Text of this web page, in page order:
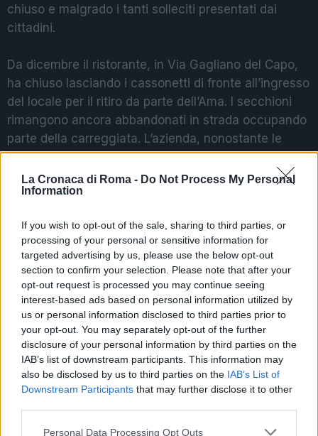
La Cronaca di Roma - Do Not Process My Personal
Information
If you wish to opt-out of the sale, sharing to third parties, or
processing of your personal or sensitive information for
targeted advertising by us, please use the below opt-out
section to confirm your selection. Please note that after your
opt-out request is processed you may continue seeing
interest-based ads based on personal information utilized by
us or personal information disclosed to third parties prior to
your opt-out. You may separately opt-out of the further
disclosure of your personal information by third parties on the
IAB’s list of downstream participants. This information may
also be disclosed by us to third parties on the IAB’s List of
Downstream Participants that may further disclose it to other
Please note that this website/app uses one or more Google
Personal Data Processing Opt Outs
chiuso e malgrado i tanti solleciti presentati dai
cittadini.
Da dicembre il ristorante, in Via Gagliano del Capo,
ha chiuso lasciando i cassonetti di fronte all’ingresso
del locale per il ritiro da parte dell’Ama. I secchioni
rimangono ancora abbandonati in strada occupando
parte della carreggiata. L’azienda, nonostante le
promesse, non ha mai provveduto al ritiro. Gli
abitanti hanno dunque deciso di rivolgersi al
Codacons per avviare iniziative legali a loro tutela.
LASCIA UN ‘LIKE’ ALLA NOSTRA PAGINA FACEBOOK
ROMA – CARABINIERE FUORI SERVIZIO ARRESTA
COPPIA DI LADRI ROM
DIVENTA UN NOSTRO FOLLOWER ANCHE SU
TWITTER
Precedente
CASTEL
Successiva
‘SALVAROMA’